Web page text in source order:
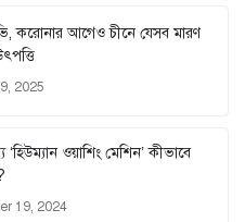
করোনার আগেও চীনে যেসব মারণ
2025
ওয়াশিং মেশিন’ কীভাবে
19, 2024